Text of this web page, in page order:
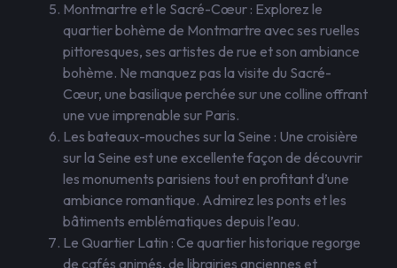
Montmartre et le Sacré-Cœur : Explorez le
quartier bohème de Montmartre avec ses ruelles
pittoresques, ses artistes de rue et son ambiance
bohème. Ne manquez pas la visite du Sacré-
Cœur, une basilique perchée sur une colline offrant
une vue imprenable sur Paris.
Les bateaux-mouches sur la Seine : Une croisière
sur la Seine est une excellente façon de découvrir
les monuments parisiens tout en profitant d’une
ambiance romantique. Admirez les ponts et les
bâtiments emblématiques depuis l’eau.
Le Quartier Latin : Ce quartier historique regorge
de cafés animés, de librairies anciennes et